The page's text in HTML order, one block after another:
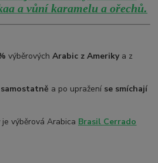
a vůní karamelu a ořechů.
výběrovýchArabic z Amerikya z
a po upražení se smíchají
je výběrová Arabica Brasil Cerrado